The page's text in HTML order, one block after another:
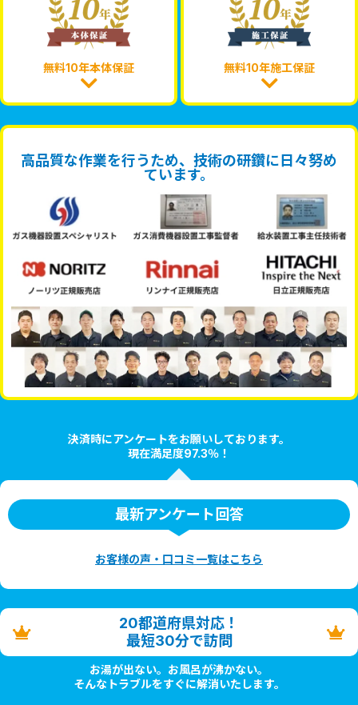
無料10年本体保証 無料10年施工保証
高品質な作業を行うため、技術の研鑽に日々努め
ています。
決済時にアンケートをお願いしております。
現在満足度97.3％！
最新アンケート回答
お客様の声・口コミ一覧はこちら
20都道府県対応！
最短30分で訪問
お湯が出ない。お風呂が沸かない。
そんなトラブルをすぐに解消いたします。